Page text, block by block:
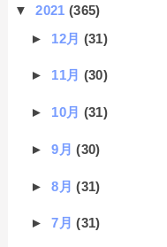
▼2021(365)
► 12月 (31)
► 11月 (30)
► 10月 (31)
►9月(30)
►8月(31)
►7月(31)